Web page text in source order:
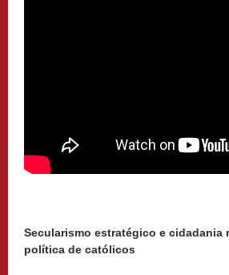
Secularismo estratégico e
política de católicos